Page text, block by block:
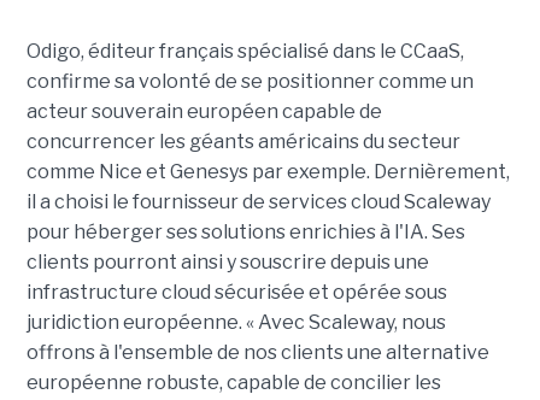
Odigo, éditeur français spécialisé dans le CCaaS,
confirme sa volonté de se positionner comme un
acteur souverain européen capable de
concurrencer les géants américains du secteur
comme Nice et Genesys par exemple. Dernièrement,
il a choisi le fournisseur de services cloud Scaleway
pour héberger ses solutions enrichies à l'IA. Ses
clients pourront ainsi y souscrire depuis une
infrastructure cloud sécurisée et opérée sous
juridiction européenne. « Avec Scaleway, nous
offrons à l'ensemble de nos clients une alternative
européenne robuste, capable de concilier les